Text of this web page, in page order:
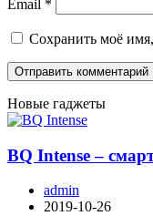
Email *
Сохранить моё
Новые гаджеты
BQ Intense –
admin
2019-10-26